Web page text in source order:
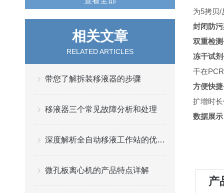
相关文章
RELATED ARTICLES
带您了解拆装移液器的步骤
移液器三个常见故障分析和处理
深度解析全自动移液工作站的优势与局限性
微孔板离心机的产品特点详解
为5拷贝/
封闭防
双重检测
冻干试剂
干在
方便快捷
扩增时
数据展
产